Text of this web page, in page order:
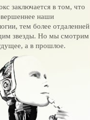
бытовая техника
заключается в том, что
наши
тем более отдаленней
звезды. Но мы смотрим
а в прошлое.